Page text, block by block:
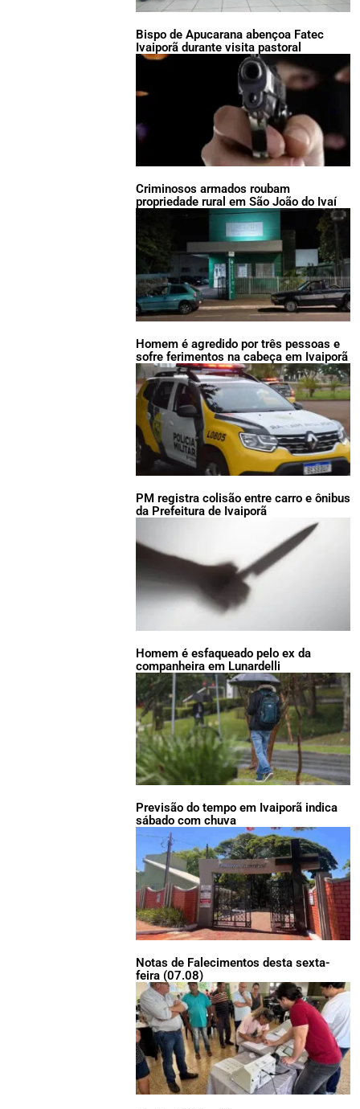
Bispo de Apucarana abençoa Fatec
Ivaiporã durante visita pastoral
Criminosos armados roubam
propriedade rural em São João do Ivaí
Homem é agredido por três pessoas e
sofre ferimentos na cabeça em Ivaiporã
PM registra colisão entre carro e ônibus
da Prefeitura de Ivaiporã
Homem é esfaqueado pelo ex da
companheira em Lunardelli
Previsão do tempo em Ivaiporã indica
sábado com chuva
Notas de Falecimentos desta sexta-
feira (07.08)